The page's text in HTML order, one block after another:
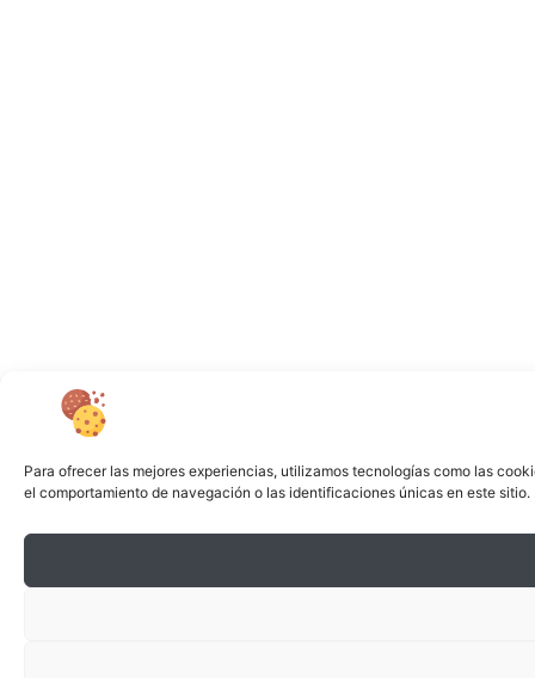
Para ofrecer las mejores experiencias, utilizamos tecnologías como las
el comportamiento de navegación o las identificaciones únicas en este